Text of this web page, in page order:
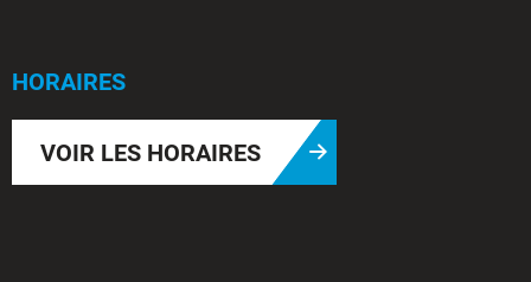
HORAIRES
VOIR LES HORAIRES